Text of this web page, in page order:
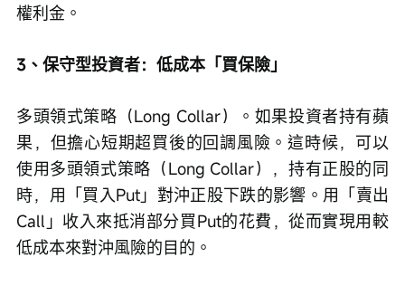
權利金。
3、保守型投資者：低成本「買保險」
多頭領式策略（Long Collar）。如果投資者持有蘋
果，但擔心短期超買後的回調風險。這時候，可以
使用多頭領式策略（Long Collar），持有正股的同
時，用「買入Put」對沖正股下跌的影響。用「賣出
Call」收入來抵消部分買Put的花費，從而實現用較
低成本來對沖風險的目的。